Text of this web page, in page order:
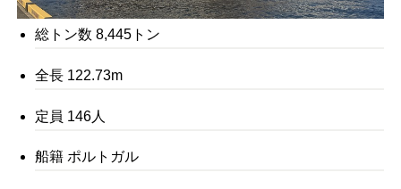
総トン数 8,445トン
全長 122.73m
定員 146人
船籍 ポルトガル